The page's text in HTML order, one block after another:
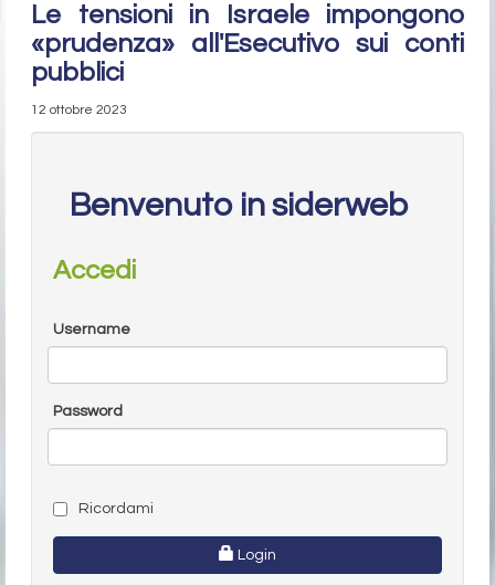
Le tensioni in Israele impongono
«prudenza» all'Esecutivo sui conti
pubblici
12 ottobre 2023
Benvenuto in siderweb
Accedi
Username
Password
Ricordami
Login